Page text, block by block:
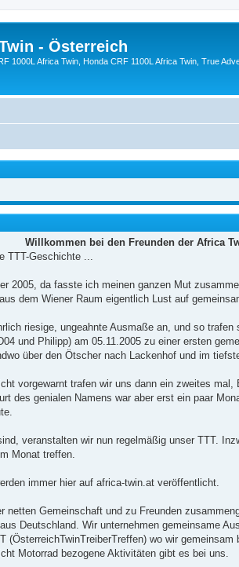
- Österreich
1000L Africa Twin, Honda CRF 1100L Africa Twin, True
Willkommen bei den Freunden der Africa
TTT-Geschichte ...
2005, da fasste ich meinen ganzen Mut
dem Wiener Raum eigentlich Lust auf
riesige, ungeahnte Ausmaße an, und so trafen
und Philipp) am 05.11.2005 zu einer ersten
über den Ötscher nach Lackenhof und im
vorgewarnt trafen wir uns dann ein zweites mal,
des genialen Namens war aber erst ein paar
veranstalten wir nun regelmäßig unser TTT.
Monat treffen.
immer hier auf africa-twin.at veröffentlicht.
netten Gemeinschaft und zu Freunden
Deutschland. Wir unternehmen gemeinsame
(ÖsterreichTwinTreiberTreffen) wo wir
Motorrad bezogene Aktivitäten gibt es bei uns.